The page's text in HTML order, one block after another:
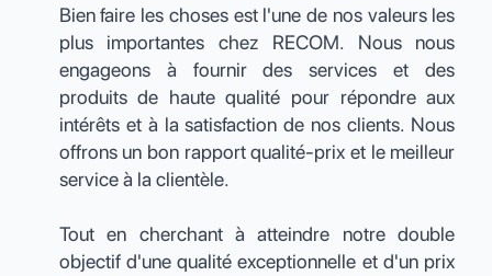
Bien faire les choses est l'une de nos valeurs les
plus importantes chez RECOM. Nous nous
engageons à fournir des services et des
produits de haute qualité pour répondre aux
intérêts et à la satisfaction de nos clients. Nous
offrons un bon rapport qualité-prix et le meilleur
service à la clientèle.
Tout en cherchant à atteindre notre double
objectif d'une qualité exceptionnelle et d'un prix